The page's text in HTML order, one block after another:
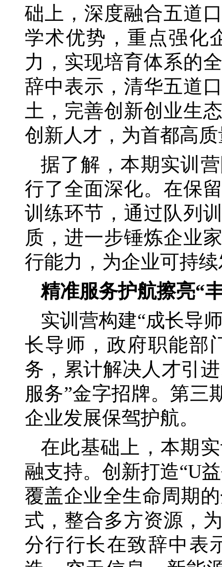
础上，深度融合五道
学术优势，重点强化
力，实现培育体系的
辞中表示，清华五道
土，完善创新创业生
创新人才，为首都高
据了解，本期实训
行了全面深化。在保
训练环节，通过队列
质，进一步锤炼企业
行能力，为企业可持
精准服务护航擦亮“
实训营构建“成长导
长导师，政府职能部
务，累计解决人才引
服务”金字招牌。第三
企业发展保驾护航。
在此基础上，本期
融支持。创新打造“U
覆盖企业全生命周期
式，整合多方资源，
分行行长在致辞中表